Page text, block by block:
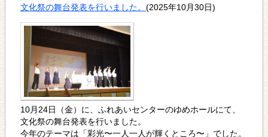
文化祭の舞台発表を行いました。 (2025年10月30日)
10月24日（金）に、ふれあいセンターのゆめホールにて、
文化祭の舞台発表を行いました。
今年のテーマは「彩光〜一人一人が輝くところ〜」でした。